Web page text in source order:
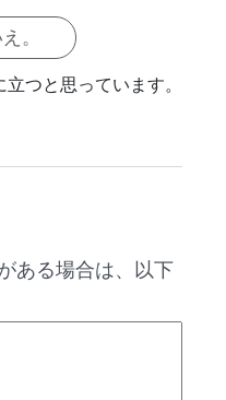
。
つと思っています。
ある場合は、以下